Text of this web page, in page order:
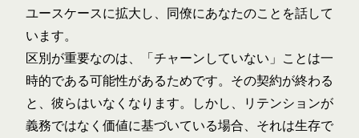
ユースケースに拡大し、同僚にあなたのことを話して
います。
区別が重要なのは、「チャーンしていない」ことは一
時的である可能性があるためです。その契約が終わる
と、彼らはいなくなります。しかし、リテンションが
義務ではなく価値に基づいている場合、それは生存で